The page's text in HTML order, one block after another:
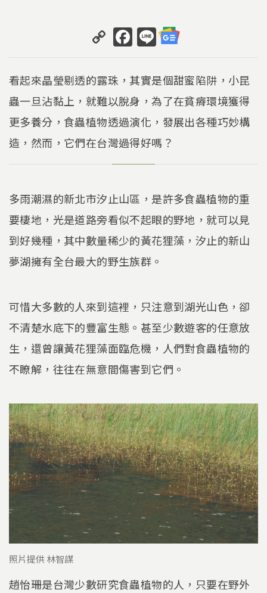
C
o
p
y
Li
n
k
F
a
c
e
b
o
o
k
Li
n
e
看起來晶瑩剔透的露珠，其實是個甜蜜陷阱，小昆
蟲一旦沾黏上，就難以脫身，為了在貧瘠環境獲得
更多養分，食蟲植物透過演化，發展出各種巧妙構
造，然而，它們在台灣過得好嗎？
多雨潮濕的新北市汐止山區，是許多食蟲植物的重
要棲地，光是道路旁看似不起眼的野地，就可以見
到好幾種，其中數量稀少的黃花狸藻，汐止的新山
夢湖擁有全台最大的野生族群。
可惜大多數的人來到這裡，只注意到湖光山色，卻
不清楚水底下的豐富生態。甚至少數遊客的任意放
生，還曾讓黃花狸藻面臨危機，人們對食蟲植物的
不瞭解，往往在無意間傷害到它們。
照片提供 林智謀
趙怡珊是台灣少數研究食蟲植物的人，只要在野外